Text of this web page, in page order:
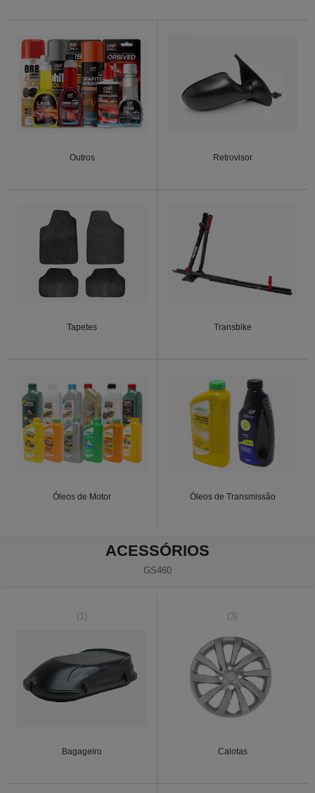
Outros Retrovisor
Tapetes Transbike
Óleos de Motor Óleos de Transmissão
ACESSÓRIOS
GS460
(1)
Bagageiro
(3)
Calotas